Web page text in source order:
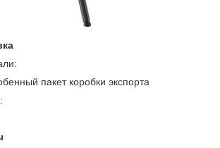
пакет коробки экспорта